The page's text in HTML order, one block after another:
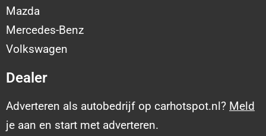
Mazda
Mercedes-Benz
Volkswagen
Dealer
Adverteren als autobedrijf op carhotspot.nl? Meld
je aan en start met adverteren.